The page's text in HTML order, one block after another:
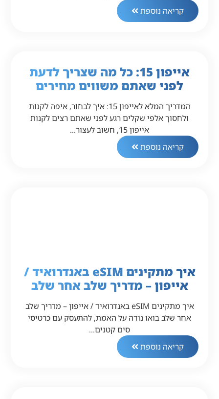
קריאה נוספת
אייפון 15: כל מה שצריך לדעת
לפני שאתם משווים מחירים
המדריך המלא לאייפון 15: איך לבחור, איפה לקנות
ולחסוך אלפי שקלים רגע לפני שאתם רצים לקנות
אייפון 15, חשוב לעצור…
קריאה נוספת
איך מתקינים eSIM באנדרואיד /
אייפון – מדריך שלב אחר שלב
איך מתקינים eSIM באנדרואיד / אייפון – מדריך שלב
אחר שלב בואו נודה על האמת, להתעסק עם כרטיסי
סים קטנים…
קריאה נוספת